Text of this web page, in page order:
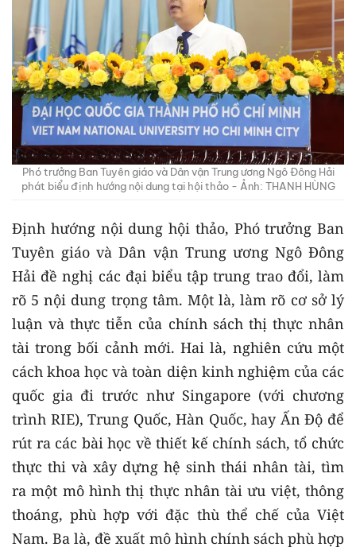
Phó trưởng Ban Tuyên giáo và Dân vận Trung ương Ngô Đông Hải
phát biểu định hướng nội dung tại hội thảo - Ảnh: THANH HÙNG
Định hướng nội dung hội thảo, Phó trưởng Ban
Tuyên giáo và Dân vận Trung ương Ngô Đông
Hải đề nghị các đại biểu tập trung trao đổi, làm
rõ 5 nội dung trọng tâm. Một là, làm rõ cơ sở lý
luận và thực tiễn của chính sách thị thực nhân
tài trong bối cảnh mới. Hai là, nghiên cứu một
cách khoa học và toàn diện kinh nghiệm của các
quốc gia đi trước như Singapore (với chương
trình RIE), Trung Quốc, Hàn Quốc, hay Ấn Độ để
rút ra các bài học về thiết kế chính sách, tổ chức
thực thi và xây dựng hệ sinh thái nhân tài, tìm
ra một mô hình thị thực nhân tài ưu việt, thông
thoáng, phù hợp với đặc thù thể chế của Việt
Nam. Ba là, đề xuất mô hình chính sách phù hợp